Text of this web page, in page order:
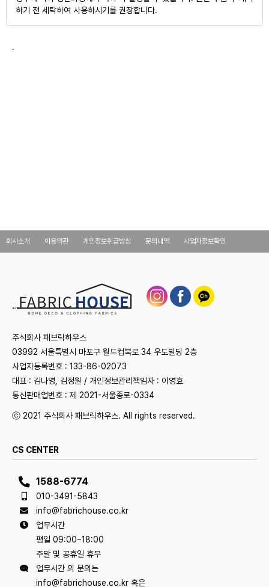
하기 전 세탁하여 사용하시기를 권장합니다.
.
회사소개 이용약관 개인정보취급방침 문의내역 사업자정보확인
주식회사 패브릭하우스
03992 서울특별시 마포구 월드컵북로 34 우도빌딩 2층
사업자등록번호 : 133-86-02073
대표 : 김나영, 김정원 / 개인정보관리책임자 : 이영효
통신판매업번호 : 제 2021-서울종로-0334
ⓒ 2021 주식회사 패브릭하우스. All rights reserved.
CS CENTER
1588-6774
010-3491-5843
info@fabrichouse.co.kr
업무시간
평일 09:00~18:00
주말 및 공휴일 휴무
업무시간 외 문의는
info@fabrichouse.co.kr 혹은